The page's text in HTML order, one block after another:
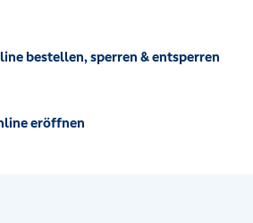
bestellen, sperren & entsperren
eröffnen